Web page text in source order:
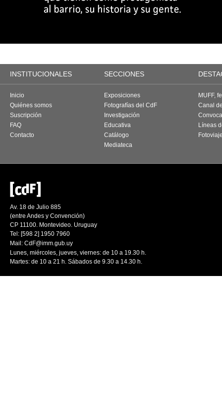
INSTITUCIONALES SECCIONES
Inicio
Quiénes somos
Suscripción
FAQ
Contacto
Exposiciones
Fotografías del CdF
Investigación
Educativa
Catálogo
Mediateca
MUFF,
Canal
Líneas
Av. 18 de Julio 885
(entre Andes y Convención)
CP 11100. Montevideo. Uruguay
Tel: [598 2] 1950 7960
Mail: CdF@imm.gub.uy
Lunes, miércoles, jueves, viernes: de 10 a 19.30 h.
Martes: de 10 a 21 h. Sábados de 9.30 a 14.30 h.